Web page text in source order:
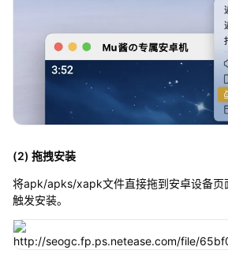
(2) 拖拽安装
将apk/apks/xapk文件直接拖到安卓设备页
触发安装。